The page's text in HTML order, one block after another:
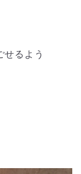
せるよう